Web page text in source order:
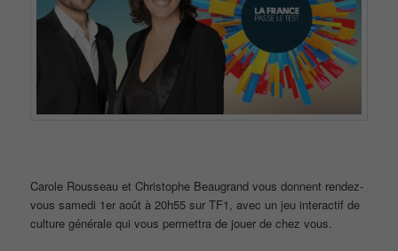
Carole Rousseau et Christophe Beaugrand vous donnent rendez-
vous samedi 1er août à 20h55 sur TF1, avec un jeu interactif de
culture générale qui vous permettra de jouer de chez vous.